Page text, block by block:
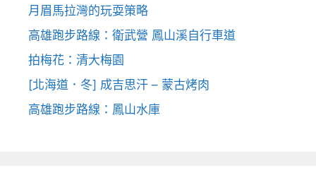
月眉馬拉灣的玩耍策略
高雄跑步路線：衛武營 鳳山溪自行車道
拍梅花：清大梅園
[北海道．冬] 成吉思汗 – 蒙古烤肉
高雄跑步路線：鳳山水庫